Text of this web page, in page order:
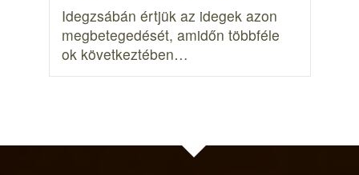
Idegzsábán értjük az idegek azon
megbetegedését, amidőn többféle
ok következtében…